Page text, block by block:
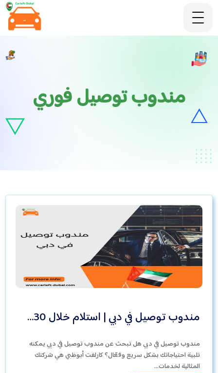
مندوب توصيل فوري
مندوب توصيل في دبي | استلام خلال 30…
مندوب توصيل في دبي هل تبحث عن مندوب توصيل في دبي يمكنه
تلبية احتياجاتك بشكل سريع وفعّال؟ كارلفت أبوظبي هي شركتك
المثالية لخدمات…